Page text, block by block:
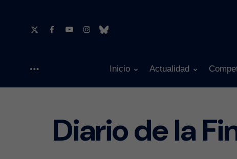
Inicio Actualidad
Diario de la